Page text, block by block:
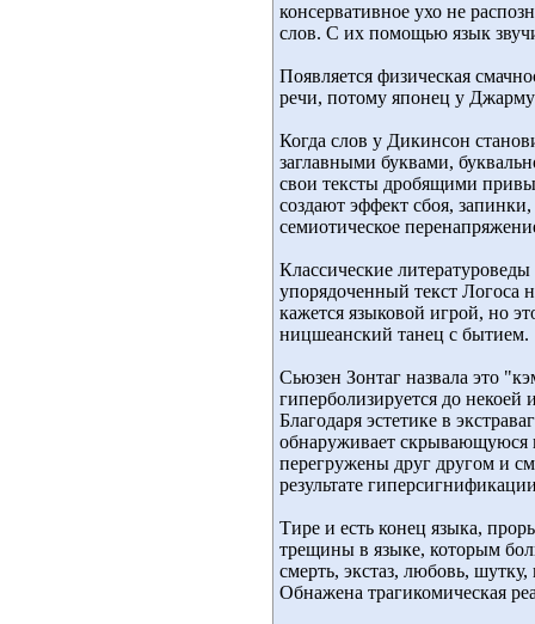
консервативное ухо не
слов. С их помощью язык
Появляется физическая
речи, потому японец у
Когда слов у Дикинсон
заглавными буквами,
свои тексты дробящими
создают эффект сбоя,
семиотическое
Классические
упорядоченный текст Логоса
кажется языковой игрой, но
ницшеанский танец с бытием.
Сьюзен Зонтаг назвала это
гиперболизируется до
Благодаря эстетике в
обнаруживает скрывающуюся
перегружены друг другом и
результате
Тире и есть конец языка,
трещины в языке, которым
смерть, экстаз, любовь,
Обнажена трагикомическая